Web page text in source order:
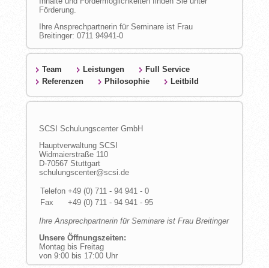
Förderung.
Ihre Ansprechpartnerin für Seminare ist Frau
Breitinger: 0711 94941-0
Team Leistungen
Full Service
Referenzen
Philosophie Leitbild
SCSI Schulungscenter GmbH
Hauptverwaltung SCSI
Widmaierstraße 110
D-70567 Stuttgart
ed.iscs@retnecsgnuluhcs
Telefon +49 (0) 711 - 94 941 - 0
Fax
+49 (0) 711 - 94 941 - 95
Ihre Ansprechpartnerin für Seminare ist Frau Breitinger
Unsere Öffnungszeiten:
Montag bis Freitag
von 9:00bis 17:00Uhr